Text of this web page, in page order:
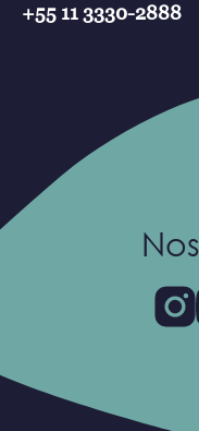
+55 11 3330-2888